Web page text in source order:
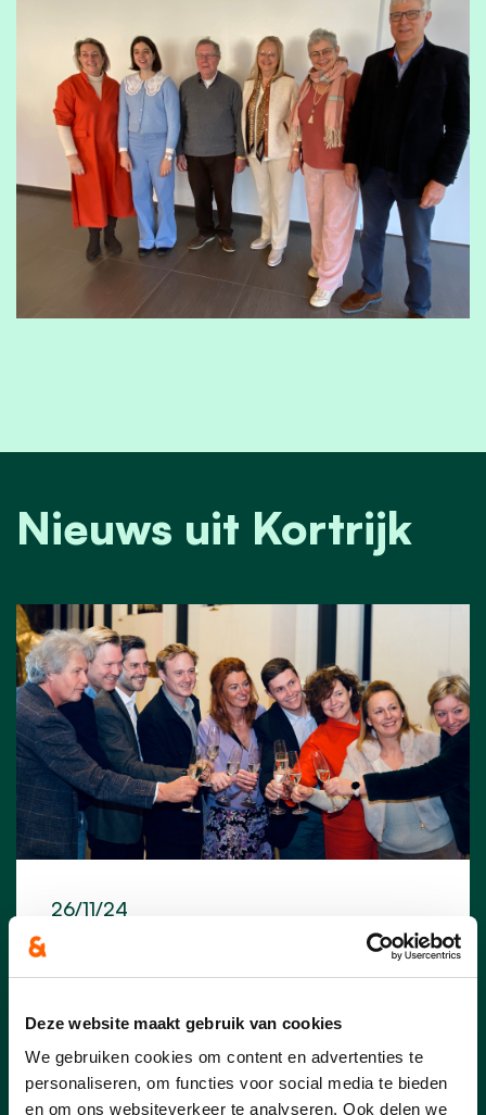
Deze website maakt gebruik van cookies
We gebruiken cookies om content en advertenties te
personaliseren, om functies voor social media te bieden
en om ons websiteverkeer te analyseren. Ook delen we
Nieuws uit Kortrijk
26/11/24
brio te besturen
Team Burgemeester Stadslijst Kortrijk, N-
VA en Vooruit zijn tot een coalitieakkoord